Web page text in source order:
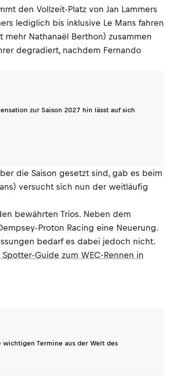
den Vollzeit-Platz von Jan Lammers
lediglich bis inklusive Le Mans fahren
Nathanaël Berthon) zusammen
degradiert, nachdem Fernando
zur Saison 2027 hin lässt auf sich
die Saison gesetzt sind, gab es beim
versucht sich nun der weitläufig
bewährten Trios. Neben dem
Proton Racing eine Neuerung.
bedarf es dabei jedoch nicht.
Guide zum WEC-Rennen in
Termine aus der Welt des